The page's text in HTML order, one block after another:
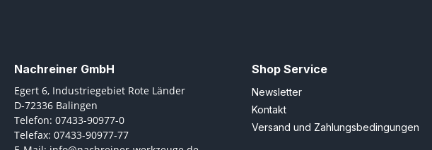
Nachreiner GmbH
Egert 6, Industriegebiet Rote Länder
D-72336 Balingen
Telefon: 07433-90977-0
Telefax: 07433-90977-77
Shop Service
Newsletter
Kontakt
Versand und Zahlungsbedingungen